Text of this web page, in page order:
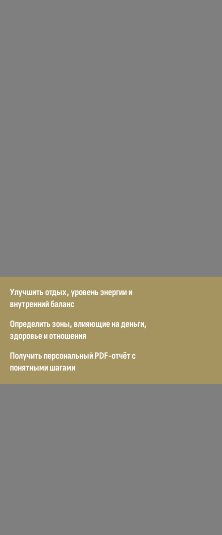
Улучшить отдых, уровень энергии и
внутренний баланс
Определить зоны, влияющие на деньги,
здоровье и отношения
Получить персональный PDF-отчёт с
понятными шагами